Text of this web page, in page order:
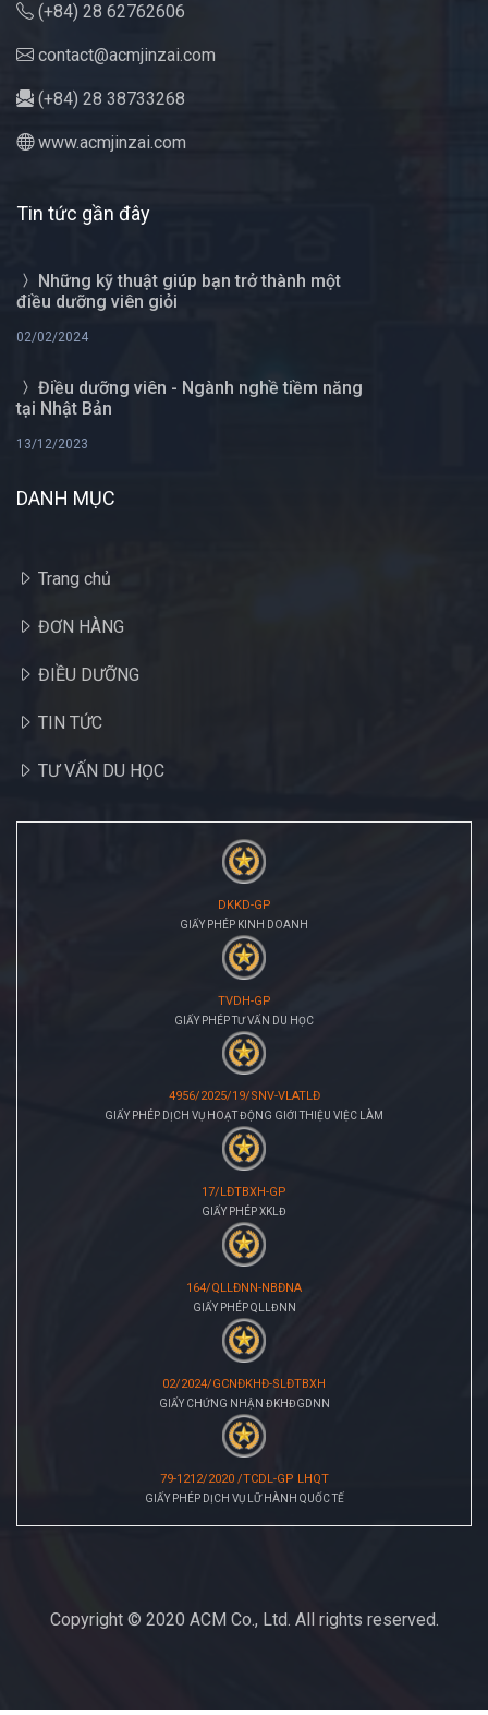
(+84) 28 62762606
contact@acmjinzai.com
(+84) 28 38733268
www.acmjinzai.com
Tin tức gần đây
Những kỹ thuật giúp bạn trở thành một
điều dưỡng viên giỏi
02/02/2024
Điều dưỡng viên - Ngành nghề tiềm năng
tại Nhật Bản
13/12/2023
DANH MỤC
Trang chủ
ĐƠN HÀNG
ĐIỀU DƯỠNG
TIN TỨC
TƯ VẤN DU HỌC
DKKD-GP
GIẤY PHÉP KINH DOANH
TVDH-GP
GIẤY PHÉP TƯ VẤN DU HỌC
4956/2025/19/SNV-VLATLĐ
GIẤY PHÉP DỊCH VỤ HOẠT ĐỘNG GIỚI THIỆU VIỆC LÀM
17/LĐTBXH-GP
GIẤY PHÉP XKLĐ
164/QLLĐNN-NBĐNA
GIẤY PHÉP QLLĐNN
02/2024/GCNĐKHĐ-SLĐTBXH
GIẤY CHỨNG NHẬN ĐKHĐGDNN
79-1212/2020 /TCDL-GP LHQT
GIẤY PHÉP DỊCH VỤ LỮ HÀNH QUỐC TẾ
Copyright © 2020 ACM Co., Ltd. All rights reserved.